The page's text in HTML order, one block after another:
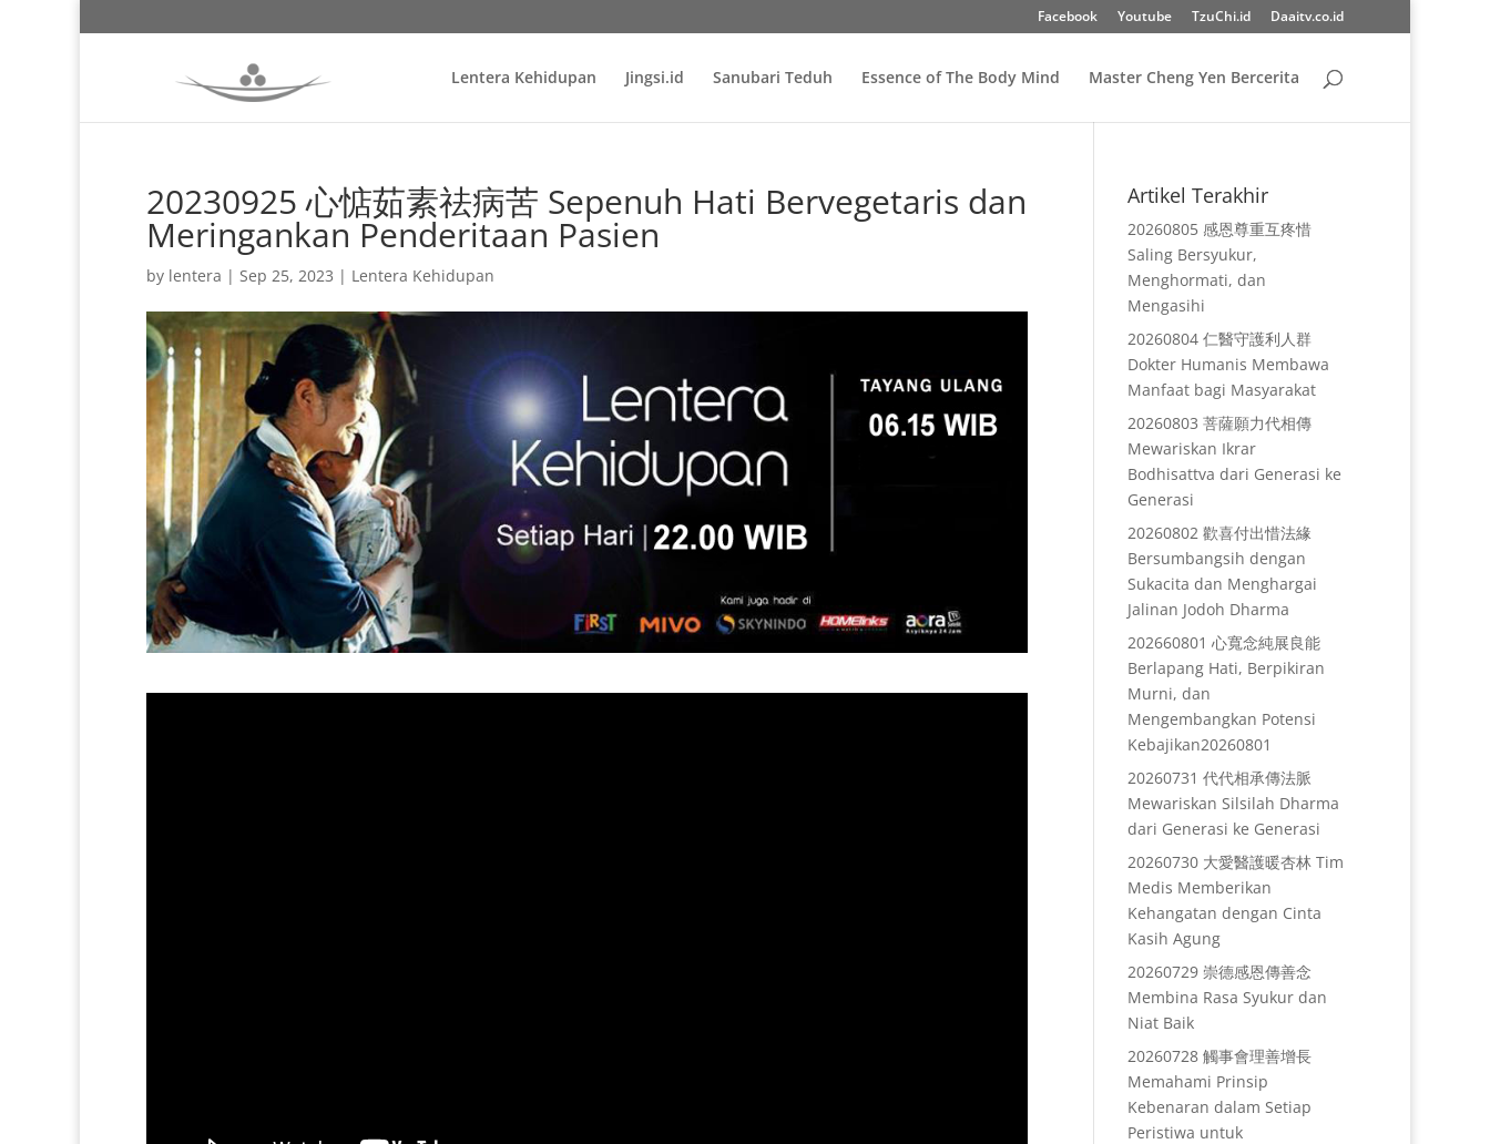
Facebook Youtube TzuChi.id Daaitv.co.id
Lentera Kehidupan Jingsi.id Sanubari Teduh Essence of The Body Mind Master Cheng Yen Bercerita
20230925 心惦茹素祛病苦 Sepenuh Hati Bervegetaris dan
Meringankan Penderitaan Pasien
by lentera | Sep 25, 2023 | Lentera Kehidupan
Artikel Terakhir
20260805 感恩尊重互疼惜
Saling Bersyukur,
Menghormati, dan
Mengasihi
20260804 仁醫守護利人群
Dokter Humanis Membawa
Manfaat bagi Masyarakat
20260803 菩薩願力代相傳
Mewariskan Ikrar
Bodhisattva dari Generasi ke
Generasi
20260802 歡喜付出惜法緣
Bersumbangsih dengan
Sukacita dan Menghargai
Jalinan Jodoh Dharma
202660801 心寬念純展良能
Berlapang Hati, Berpikiran
Murni, dan
Mengembangkan Potensi
Kebajikan20260801
20260731 代代相承傳法脈
Mewariskan Silsilah Dharma
dari Generasi ke Generasi
20260730 大愛醫護暖杏林 Tim
Medis Memberikan
Kehangatan dengan Cinta
Kasih Agung
20260729 崇德感恩傳善念
Membina Rasa Syukur dan
Niat Baik
20260728 觸事會理善增長
Memahami Prinsip
Kebenaran dalam Setiap
Peristiwa untuk